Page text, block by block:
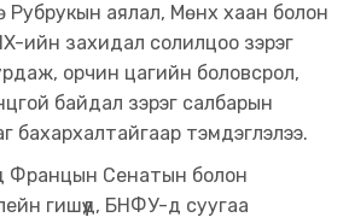
Рубрукын аялал, Мөнх хаан болон
ийн захидал солилцоо зэрэг
орчин цагийн боловсрол,
байдал зэрэг салбарын
бахархалтайгаар тэмдэглэлээ.
Францын Сенатын болон
гишүүд, БНФУ-д суугаа